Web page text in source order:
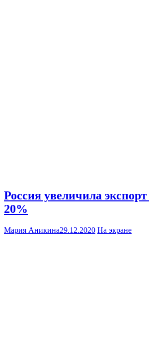
Россия увеличила
20%
Мария Аникина29.12.2020 На экране